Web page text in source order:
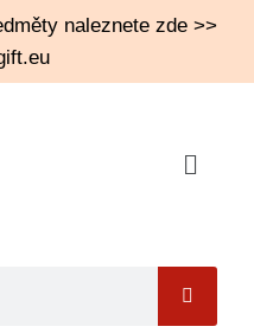
naleznete zde >>